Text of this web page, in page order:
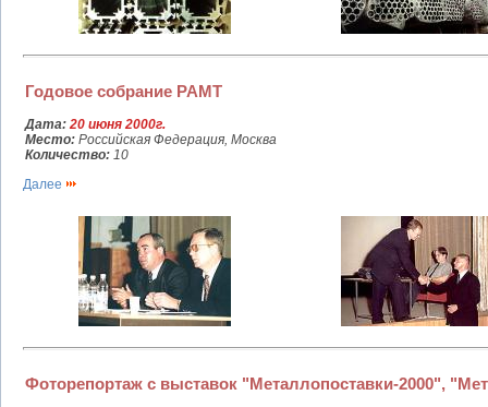
Годовое собрание РАМТ
Дата: 20 июня 2000г.
Место: Российская Федерация, Москва
Количество: 10
Далее
Фоторепортаж с выставок "Металлопоставки-2000",